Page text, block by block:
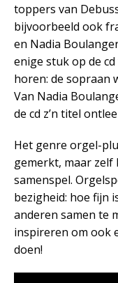
toppers van
bijvoorbeeld ook
en Nadia
enige stuk op de
horen: de sopraan
Van Nadia
de cd z’n titel
Het genre orgel-
gemerkt, maar
samenspel.
bezigheid: hoe fijn
anderen samen te
inspireren om ook
doen!